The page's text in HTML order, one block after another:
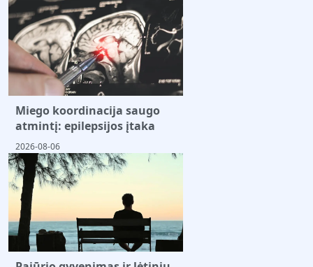
Miego koordinacija saugo
atmintį: epilepsijos įtaka
2026-08-06